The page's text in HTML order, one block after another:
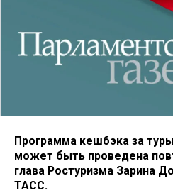
Программа кешбэка за
может быть проведена
глава Ростуризма Зарина
ТАСС.